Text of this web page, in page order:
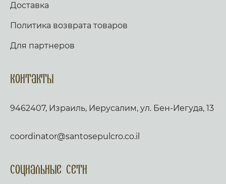
Доставка
Политика возврата товаров
Для партнеров
Контакты
9462407, Израиль, Иерусалим, ул. Бен-Иегуда, 13
coordinator@santosepulcro.co.il
Социальные сети